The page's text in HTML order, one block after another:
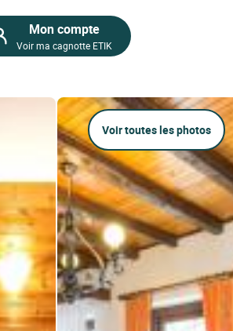
Mon compte
Voir ma cagnotte ETIK
Voir toutes les photos